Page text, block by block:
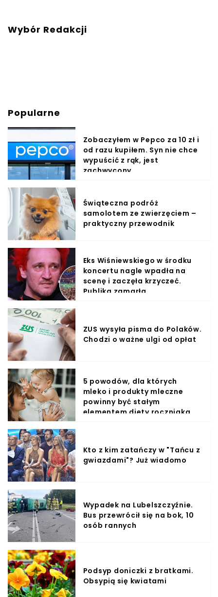
Wybór Redakcji
Popularne
Zobaczyłem w Pepco za 10 zł i
od razu kupiłem. Syn nie chce
wypuścić z rąk, jest
zachwycony
Świąteczna podróż
samolotem ze zwierzęciem –
praktyczny przewodnik
Eks Wiśniewskiego w środku
koncertu nagle wpadła na
scenę i zaczęła krzyczeć.
Publika zamarła
ZUS wysyła pisma do Polaków.
Chodzi o ważne ulgi od opłat
5 powodów, dla których
mleko i produkty mleczne
powinny być stałym
elementem diety roczniaka
Kto z kim zatańczy w "Tańcu z
gwiazdami"? Już wiadomo
Wypadek na Lubelszczyźnie.
Bus przewrócił się na bok, 10
osób rannych
Podsyp doniczki z bratkami.
Obsypią się kwiatami